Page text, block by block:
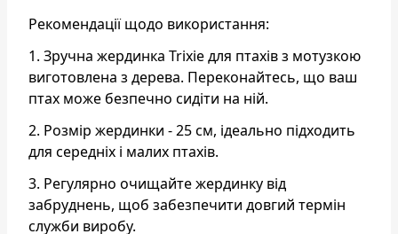
Рекомендації щодо використання:
1. Зручна жердинка Trixie для птахів з мотузкою
виготовлена з дерева. Переконайтесь, що ваш
птах може безпечно сидіти на ній.
2. Розмір жердинки - 25 см, ідеально підходить
для середніх і малих птахів.
3. Регулярно очищайте жердинку від
забруднень, щоб забезпечити довгий термін
служби виробу.